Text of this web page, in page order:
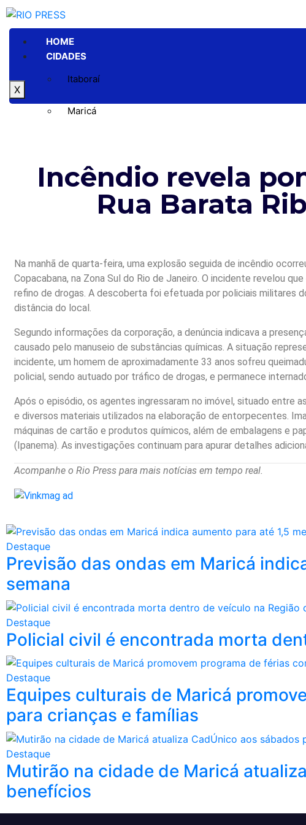
HOME
CIDADES
Itaboraí
Maricá
Rio de Janeiro
ENTRETENIMENTO
COLUNAS
X
Incêndio revela
Rua Barata
Na manhã de quarta-feira, uma explosão seguida de incêndio
Copacabana, na Zona Sul do Rio de Janeiro. O incidente revelou
refino de drogas. A descoberta foi efetuada por policiais militares
distância do local.
Segundo informações da corporação, a denúncia indicava a
causado pelo manuseio de substâncias químicas. A situação
incidente, um homem de aproximadamente 33 anos sofreu
policial, sendo autuado por tráfico de drogas, e permanece
Após o episódio, os agentes ingressaram no imóvel, situado entre
e diversos materiais utilizados na elaboração de entorpecentes.
máquinas de cartão e produtos químicos, além de embalagens e
(Ipanema). As investigações continuam para apurar detalhes
Acompanhe o Rio Press para mais notícias em tempo real.
Destaque
Previsão das ondas em Maricá
semana
Destaque
Policial civil é encontrada morta
Destaque
Equipes culturais de Maricá
para crianças e famílias
Destaque
Mutirão na cidade de Maricá
benefícios